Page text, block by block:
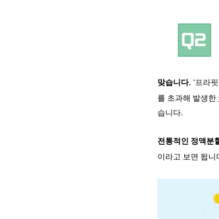
맞습니다. ‘프라핏
를 초과해 발생한
습니다.
전통적인 정액분
이라고 보면 됩니